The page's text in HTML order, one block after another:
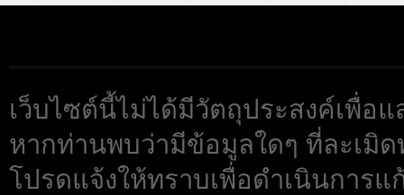
เว็บไซต์นี้ไม่ได้มีวัตถุประสงค์เพื่อแ
หากท่านพบว่ามีข้อมูลใดๆ ที่ละเมิ
โปรดแจ้งให้ทราบเพื่อดำเนินการ